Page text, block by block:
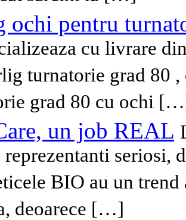
ochi pentru
cu livrare
turnatorie grad 80
grad 80 cu ochi
un job REAL
seriosi,
BIO au un
deoarece […]